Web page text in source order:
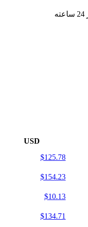
USD
$125.78
$154.23
$10.13
$134.71